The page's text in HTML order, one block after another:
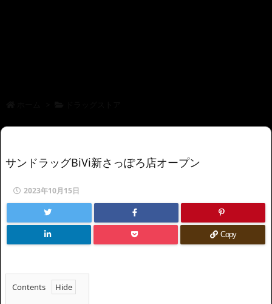
サンドラッグBiVi新さっぽろ店オープン
2023年10月15日
Copy
Contents